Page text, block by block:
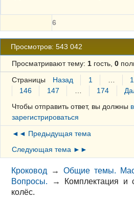
6
Просмотров: 543 042
Просматривают тему: 1гость, 0
Страницы Назад 1
146
147 174
Чтобы отправить ответ, вы должны
зарегистрироваться
◄◄ Предыдущая тема
Следующая тема ►►
Кроковод →Общие темы.
Вопросы.
→
Комплектация и
колёс.